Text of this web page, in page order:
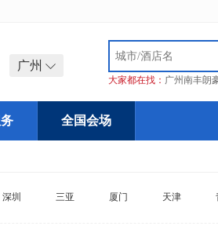
广州
大家都在找： 广州南丰朗
全国会场
深圳 三亚 厦门 天津